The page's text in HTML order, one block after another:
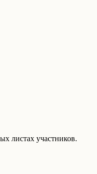
листах участников.